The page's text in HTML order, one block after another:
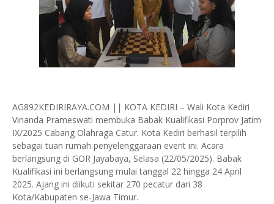
AG892KEDIRIRAYA.COM || KOTA KEDIRI – Wali Kota Kediri
Vinanda Prameswati membuka Babak Kualifikasi Porprov Jatim
IX/2025 Cabang Olahraga Catur. Kota Kediri berhasil terpilih
sebagai tuan rumah penyelenggaraan event ini. Acara
berlangsung di GOR Jayabaya, Selasa (22/05/2025). Babak
Kualifikasi ini berlangsung mulai tanggal 22 hingga 24 April
2025. Ajang ini diikuti sekitar 270 pecatur dari 38
Kota/Kabupaten se-Jawa Timur.